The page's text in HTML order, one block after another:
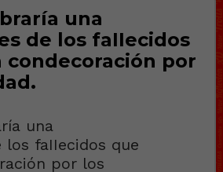
una
de los faIIecidos
por